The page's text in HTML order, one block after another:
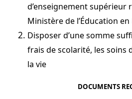
d’enseignement supérieur
Ministère de l’Éducation
Disposer d’une somme
frais de scolarité, les soins
la vie
DOCUMENTS